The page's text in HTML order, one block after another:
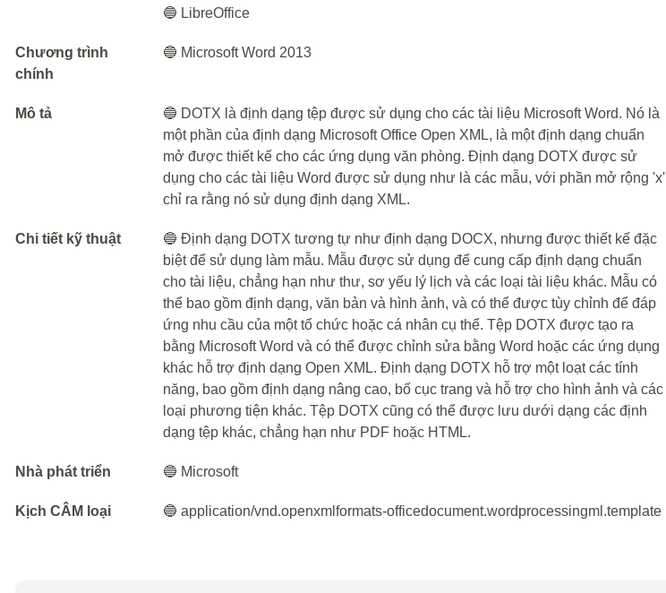
🔵 LibreOffice
Chương trình
chính
🔵 Microsoft Word 2013
Mô tả
🔵 DOTX là định dạng tệp được sử dụng cho các tài liệu Microsoft Word. Nó là
một phần của định dạng Microsoft Office Open XML, là một định dạng chuẩn
mở được thiết kế cho các ứng dụng văn phòng. Định dạng DOTX được sử
dụng cho các tài liệu Word được sử dụng như là các mẫu, với phần mở rộng 'x'
chỉ ra rằng nó sử dụng định dạng XML.
Chi tiết kỹ thuật
🔵 Định dạng DOTX tương tự như định dạng DOCX, nhưng được thiết kế đặc
biệt để sử dụng làm mẫu. Mẫu được sử dụng để cung cấp định dạng chuẩn
cho tài liệu, chẳng hạn như thư, sơ yếu lý lịch và các loại tài liệu khác. Mẫu có
thể bao gồm định dạng, văn bản và hình ảnh, và có thể được tùy chỉnh để đáp
ứng nhu cầu của một tổ chức hoặc cá nhân cụ thể. Tệp DOTX được tạo ra
bằng Microsoft Word và có thể được chỉnh sửa bằng Word hoặc các ứng dụng
khác hỗ trợ định dạng Open XML. Định dạng DOTX hỗ trợ một loạt các tính
năng, bao gồm định dạng nâng cao, bố cục trang và hỗ trợ cho hình ảnh và các
loại phương tiện khác. Tệp DOTX cũng có thể được lưu dưới dạng các định
dạng tệp khác, chẳng hạn như PDF hoặc HTML.
Nhà phát triển 🔵 Microsoft
Kịch CÂM loại 🔵 application/vnd.openxmlformats-officedocument.wordprocessingml.template